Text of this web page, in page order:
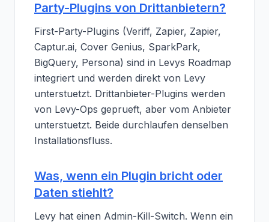
Party-Plugins von Drittanbietern?
First-Party-Plugins (Veriff, Zapier, Zapier,
Captur.ai, Cover Genius, SparkPark,
BigQuery, Persona) sind in Levys Roadmap
integriert und werden direkt von Levy
unterstuetzt. Drittanbieter-Plugins werden
von Levy-Ops geprueft, aber vom Anbieter
unterstuetzt. Beide durchlaufen denselben
Installationsfluss.
Was, wenn ein Plugin bricht oder
Daten stiehlt?
Levy hat einen Admin-Kill-Switch. Wenn ein